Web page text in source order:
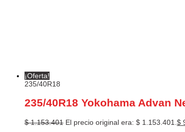
¡Oferta!
235/40R18
235/40R18 Yokohama Advan
$1.153.401 El precio original era: $ 1.153.401.$